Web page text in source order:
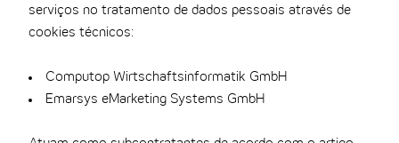
serviços no tratamento de dados pessoais através de
cookies técnicos:
Computop Wirtschaftsinformatik GmbH
Emarsys eMarketing Systems GmbH